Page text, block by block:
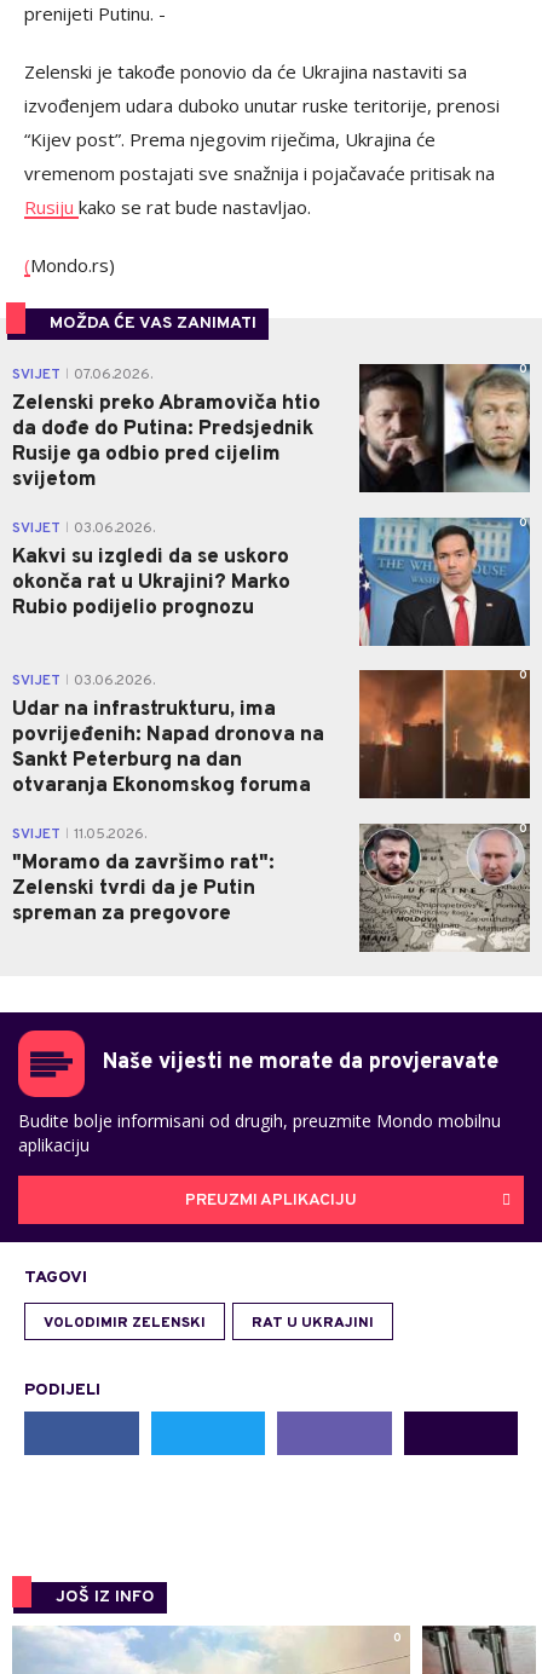
prenijeti Putinu. -
Zelenski je takođe ponovio da će Ukrajina nastaviti sa
izvođenjem udara duboko unutar ruske teritorije, prenosi
“Kijev post”. Prema njegovim riječima, Ukrajina će
vremenom postajati sve snažnija i pojačavaće pritisak na
Rusiju kako se rat bude nastavljao.
(Mondo.rs)
MOŽDA ĆE VAS ZANIMATI
SVIJET 07.06.2026.
Zelenski preko Abramoviča htio
da dođe do Putina: Predsjednik
Rusije ga odbio pred cijelim
svijetom
0
SVIJET 03.06.2026.
Kakvi su izgledi da se uskoro
okonča rat u Ukrajini? Marko
Rubio podijelio prognozu
0
SVIJET 03.06.2026.
Udar na infrastrukturu, ima
povrijeđenih: Napad dronova na
Sankt Peterburg na dan
otvaranja Ekonomskog foruma
0
SVIJET 11.05.2026.
"Moramo da završimo rat":
Zelenski tvrdi da je Putin
spreman za pregovore
0
Naše vijesti ne morate da provjeravate
Budite bolje informisani od drugih, preuzmite Mondo mobilnu
aplikaciju
PREUZMI APLIKACIJU
TAGOVI
VOLODIMIR ZELENSKI RAT U UKRAJINI
PODIJELI
JOŠ IZ INFO
0